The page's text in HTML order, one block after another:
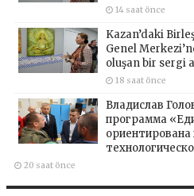
14 saat önce
Kazan’daki
Genel
oluşan bir sergi
18 saat önce
Владислав
программа
ориентирована
20 saat önce